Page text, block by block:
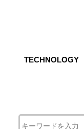
TECHNOLOGY